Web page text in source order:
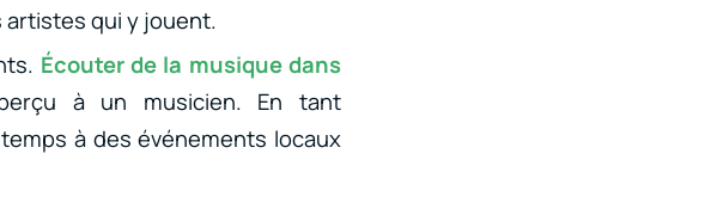
qui y jouent.
Écouter de la musique dans
à un musicien. En tant
à des événements locaux